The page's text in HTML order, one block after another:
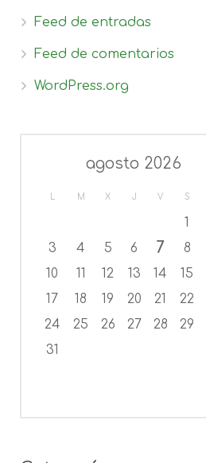
Feed de entradas
Feed de comentarios
WordPress.org
agosto 2026
M X J V S
1
3
4 5 6 7 8
10
11 12 13 14 15
17
18 19 20 21 22
24
25 26 27 28 29
31